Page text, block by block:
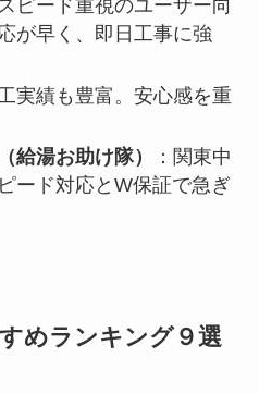
ピード重視のユーザー向
が早く、即日工事に強
実績も豊富。安心感を重
給湯お助け隊）
：関東中
ード対応とW保証で急ぎ
めランキング９選